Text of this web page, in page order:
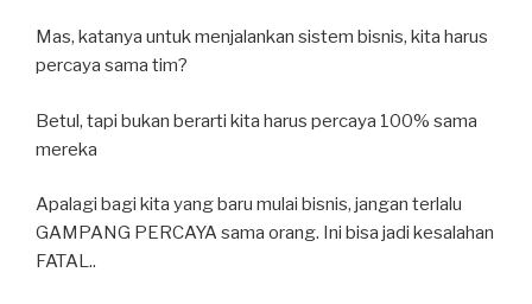
Mas, katanya untuk menjalankan sistem bisnis, kita harus
percaya sama tim?
Betul, tapi bukan berarti kita harus percaya 100% sama
mereka
Apalagi bagi kita yang baru mulai bisnis, jangan terlalu
GAMPANG PERCAYA sama orang. Ini bisa jadi kesalahan
FATAL..